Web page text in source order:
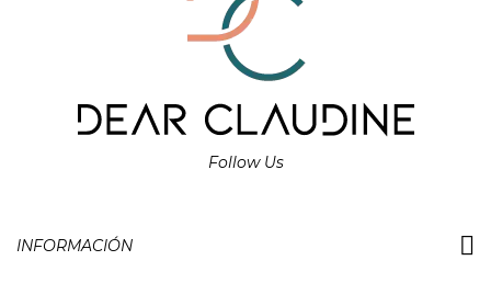
Follow Us
INFORMACIÓN